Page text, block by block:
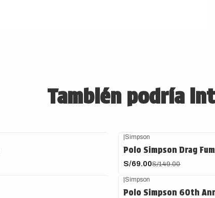
También podría
|Simpson
Polo Simpson Drag
S/69.00S/149.00
|Simpson
Polo Simpson 60th